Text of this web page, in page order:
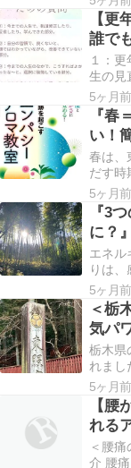
て、
込んで
ルギー
更年
いく
【更
誰で
ルな
１：
生の見
ュアル
期を
年期
には、
み、肩
心の症
たり、…
5ヶ月前
『春
い！
方法
春は、
だす時
んだも
🌱を
こで
自然療
ては
眠る
しをと…
5ヶ月前
『3
に？
きが
エネル
りは
チュア
ドア
は、３
いき
（そし
のこと
のな…
5ヶ月前
＜栃
気パ
な場
栃木県
れまし
『日光
から
くさ
た！で
よこ
テクテ
5ヶ月前
【腰
れる
＜腰
介 腰